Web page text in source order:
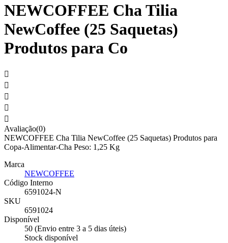
NEWCOFFEE Cha Tilia
NewCoffee (25 Saquetas)
Produtos para Co





Avaliação(0)
NEWCOFFEE Cha Tilia NewCoffee (25 Saquetas) Produtos para
Copa-Alimentar-Cha Peso: 1,25 Kg
Marca
NEWCOFFEE
Código Interno
6591024-N
SKU
6591024
Disponível
50 (Envio entre 3 a 5 dias úteis)
Stock disponível